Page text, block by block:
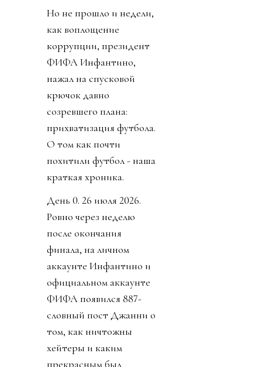
Но не прошло и недели,
как воплощение
коррупции, президент
ФИФА Инфантино,
нажал на спусковой
крючок давно
созревшего плана:
прихватизация футбола.
О том как почти
похитили футбол - наша
краткая хроника.
День 0. 26 июля 2026.
Ровно через неделю
после окончания
финала, на личном
аккаунте Инфантино и
официальном аккаунте
ФИФА появился 887-
словный пост Джанни о
том, как ничтожны
хейтеры и каким
прекрасным был